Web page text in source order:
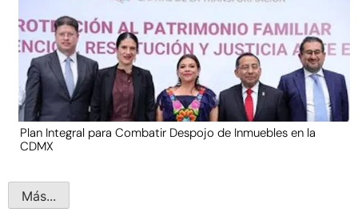
Plan Integral para Combatir Despojo de Inmuebles en la
CDMX
Más...